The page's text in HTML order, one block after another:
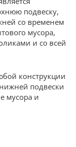
подвеску,
со временем
мусора,
и со всей
конструкции
подвески
мусора и